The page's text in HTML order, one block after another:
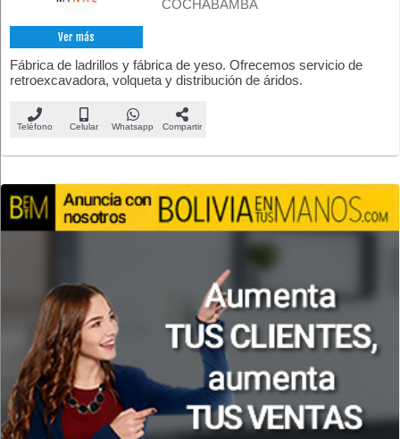
Ver más
COCHABAMBA
Fábrica de ladrillos y fábrica de yeso. Ofrecemos servicio de
retroexcavadora, volqueta y distribución de áridos.
Teléfono Celular Whatsapp Compartir